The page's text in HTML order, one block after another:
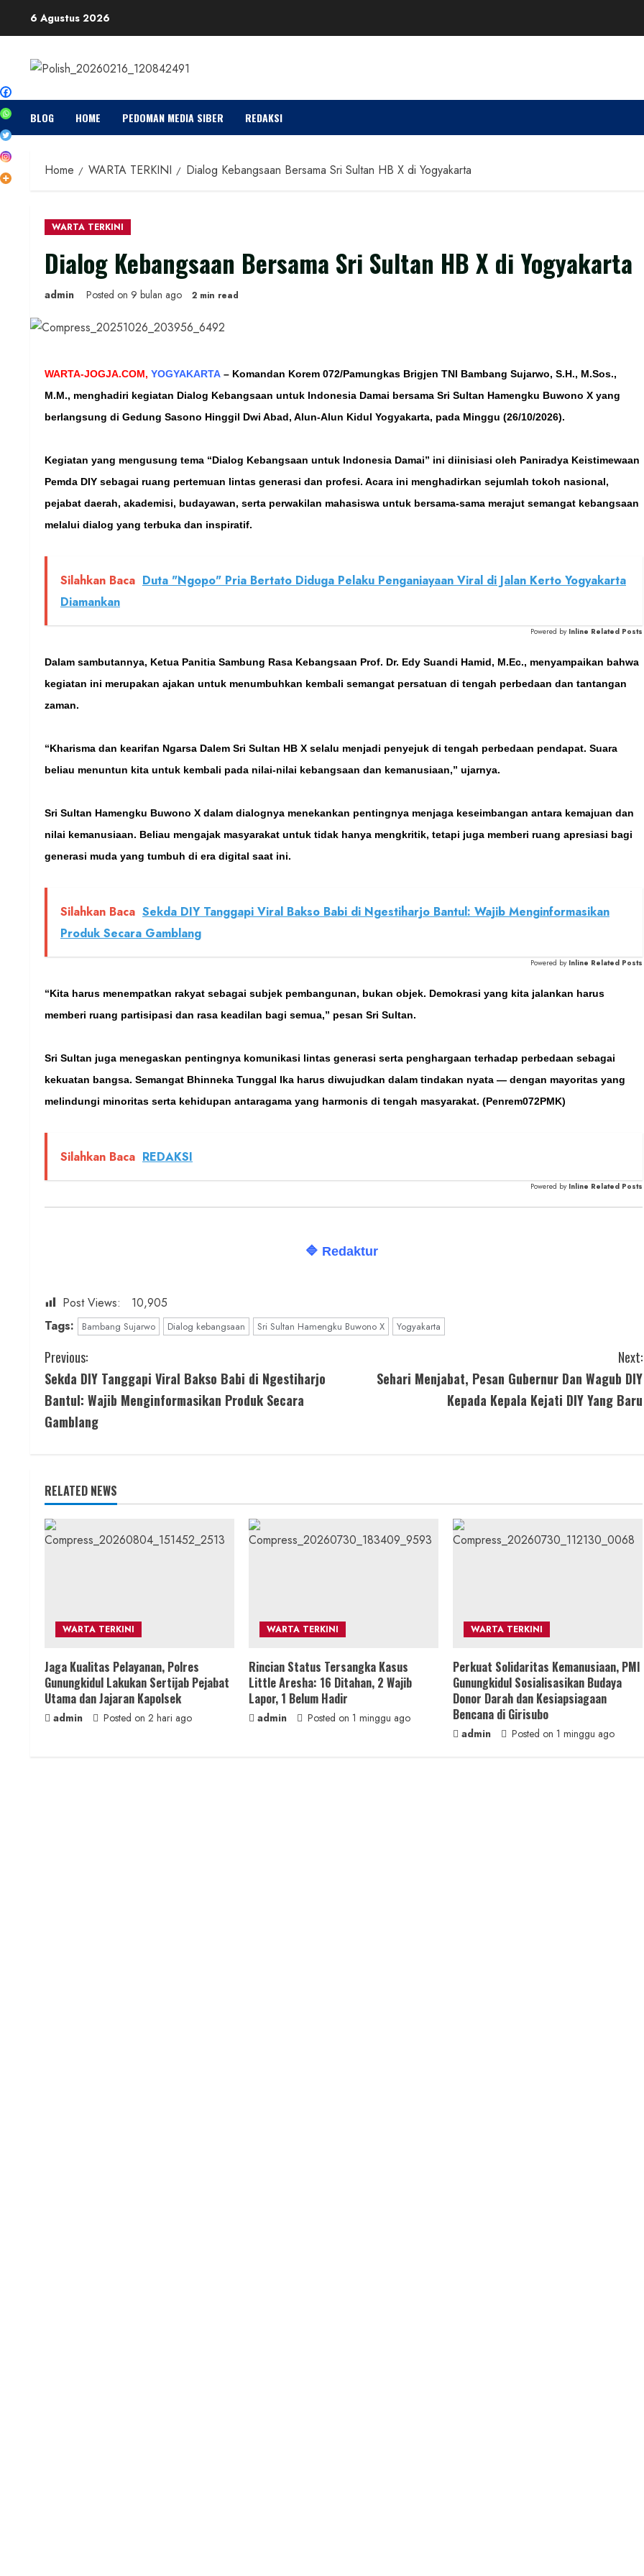
6 Agustus 2026
BLOG HOME PEDOMAN MEDIA SIBER REDAKSI
Home WARTA TERKINI Dialog Kebangsaan Bersama Sri Sultan HB X di Yogyakarta
WARTA TERKINI
Dialog Kebangsaan Bersama Sri Sultan HB X di Yogyakarta
admin Posted on 9 bulan ago 2 min read
WARTA-JOGJA.COM, YOGYAKARTA – Komandan Korem 072/Pamungkas Brigjen TNI Bambang Sujarwo, S.H., M.Sos.,
M.M., menghadiri kegiatan Dialog Kebangsaan untuk Indonesia Damai bersama Sri Sultan Hamengku Buwono X yang
berlangsung di Gedung Sasono Hinggil Dwi Abad, Alun-Alun Kidul Yogyakarta, pada Minggu (26/10/2026).
Kegiatan yang mengusung tema “Dialog Kebangsaan untuk Indonesia Damai” ini diinisiasi oleh Paniradya Keistimewaan
Pemda DIY sebagai ruang pertemuan lintas generasi dan profesi. Acara ini menghadirkan sejumlah tokoh nasional,
pejabat daerah, akademisi, budayawan, serta perwakilan mahasiswa untuk bersama-sama merajut semangat kebangsaan
melalui dialog yang terbuka dan inspiratif.
Silahkan Baca Duta "Ngopo" Pria Bertato Diduga Pelaku Penganiayaan Viral di Jalan Kerto Yogyakarta
Diamankan
Powered by Inline Related Posts
Dalam sambutannya, Ketua Panitia Sambung Rasa Kebangsaan Prof. Dr. Edy Suandi Hamid, M.Ec., menyampaikan bahwa
kegiatan ini merupakan ajakan untuk menumbuhkan kembali semangat persatuan di tengah perbedaan dan tantangan
zaman.
“Kharisma dan kearifan Ngarsa Dalem Sri Sultan HB X selalu menjadi penyejuk di tengah perbedaan pendapat. Suara
beliau menuntun kita untuk kembali pada nilai-nilai kebangsaan dan kemanusiaan,” ujarnya.
Sri Sultan Hamengku Buwono X dalam dialognya menekankan pentingnya menjaga keseimbangan antara kemajuan dan
nilai kemanusiaan. Beliau mengajak masyarakat untuk tidak hanya mengkritik, tetapi juga memberi ruang apresiasi bagi
generasi muda yang tumbuh di era digital saat ini.
Silahkan Baca Sekda DIY Tanggapi Viral Bakso Babi di Ngestiharjo Bantul: Wajib Menginformasikan
Produk Secara Gamblang
Powered by Inline Related Posts
“Kita harus menempatkan rakyat sebagai subjek pembangunan, bukan objek. Demokrasi yang kita jalankan harus
memberi ruang partisipasi dan rasa keadilan bagi semua,” pesan Sri Sultan.
Sri Sultan juga menegaskan pentingnya komunikasi lintas generasi serta penghargaan terhadap perbedaan sebagai
kekuatan bangsa. Semangat Bhinneka Tunggal Ika harus diwujudkan dalam tindakan nyata — dengan mayoritas yang
melindungi minoritas serta kehidupan antaragama yang harmonis di tengah masyarakat. (Penrem072PMK)
Silahkan Baca REDAKSI
Powered by Inline Related Posts
🔷️ Redaktur
Post Views:
10,905
Tags:
Bambang Sujarwo Dialog kebangsaan Sri Sultan Hamengku Buwono X Yogyakarta
C
o
n
i
n
u
a
d
i
Previous:
Sekda DIY Tanggapi Viral Bakso Babi di Ngestiharjo
Bantul: Wajib Menginformasikan Produk Secara
Gamblang
Next:
Sehari Menjabat, Pesan Gubernur Dan Wagub DIY
Kepada Kepala Kejati DIY Yang Baru
RELATED NEWS
WARTA TERKINI
Jaga Kualitas Pelayanan, Polres
Gunungkidul Lakukan Sertijab Pejabat
Utama dan Jajaran Kapolsek
admin Posted on 2 hari ago
WARTA TERKINI
Rincian Status Tersangka Kasus
Little Aresha: 16 Ditahan, 2 Wajib
Lapor, 1 Belum Hadir
admin Posted on 1 minggu ago
WARTA TERKINI
Perkuat Solidaritas Kemanusiaan, PMI
Gunungkidul Sosialisasikan Budaya
Donor Darah dan Kesiapsiagaan
Bencana di Girisubo
admin Posted on 1 minggu ago